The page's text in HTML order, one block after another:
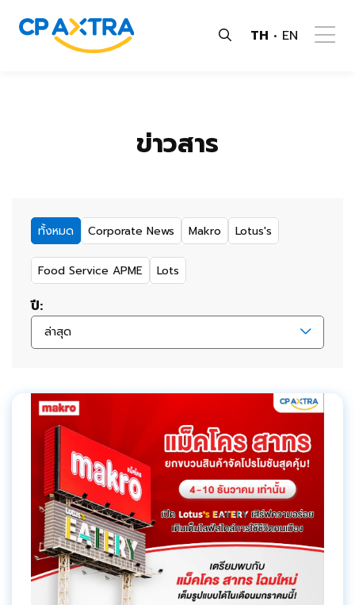
TH EN
ข่าวสาร
ทั้งหมด Corporate News Makro Lotus's
Food Service APME Lots
ปี:
ล่าสุด